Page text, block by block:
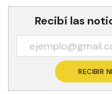
Recibí las
RECIBIR